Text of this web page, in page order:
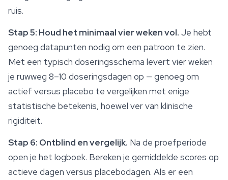
ruis.
Stap 5: Houd het minimaal vier weken vol. Je hebt
genoeg datapunten nodig om een patroon te zien.
Met een typisch doseringsschema levert vier weken
je ruwweg 8–10 doseringsdagen op — genoeg om
actief versus placebo te vergelijken met enige
statistische betekenis, hoewel ver van klinische
rigiditeit.
Stap 6: Ontblind en vergelijk. Na de proefperiode
open je het logboek. Bereken je gemiddelde scores op
actieve dagen versus placebodagen. Als er een